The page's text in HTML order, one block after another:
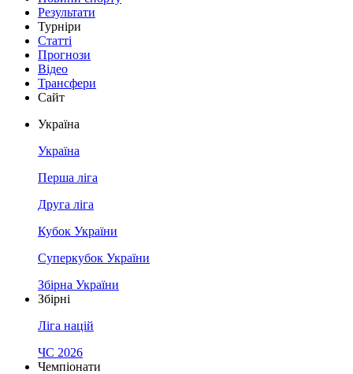
Результати
Турніри
Статті
Прогнози
Відео
Трансфери
Сайт
Україна
Україна
Перша ліга
Друга ліга
Кубок України
Суперкубок України
Збірна України
Збірні
Ліга націй
ЧС 2026
Чемпіонати